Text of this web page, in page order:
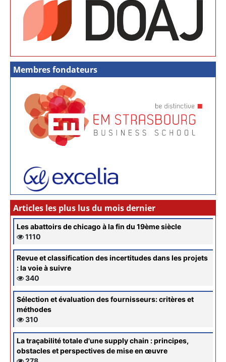
Membres fondateurs
Articles les plus lus du mois dernier
Les abattoirs de chicago à la fin du 19ème siècle
1110
Revue et classification des incertitudes dans les projets
: la voie à suivre
340
Sélection et évaluation des fournisseurs: critères et
méthodes
310
La traçabilité totale d'une supply chain : principes,
obstacles et perspectives de mise en œuvre